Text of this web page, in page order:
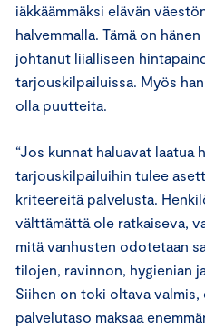
iäkkäämmäksi elävän
halvemmalla. Tämä on
johtanut liialliseen
tarjouskilpailuissa. Myös
olla puutteita.
“Jos kunnat haluavat laatua
tarjouskilpailuihin tulee
kriteereitä palvelusta.
välttämättä ole ratkaiseva,
mitä vanhusten odotetaan
tilojen, ravinnon, hygienian
Siihen on toki oltava valmis,
palvelutaso maksaa